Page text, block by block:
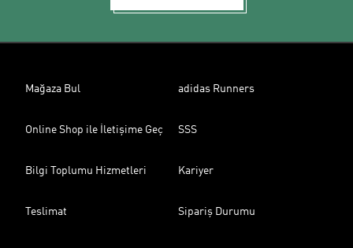
Mağaza Bul adidas Runners
Online Shop ile İletişime Geç SSS
Bilgi Toplumu Hizmetleri Kariyer
Teslimat Sipariş Durumu